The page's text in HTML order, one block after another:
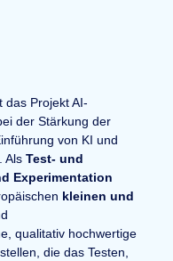
das Projekt AI-
der Stärkung der
von KI und
AlsTest- und
Experimentation
kleinen und
qualitativ hochwertige
die das Testen,